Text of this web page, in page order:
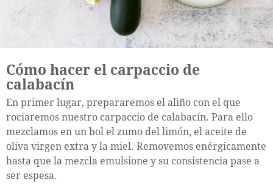
Cómo hacer el carpaccio de
calabacín
En primer lugar, prepararemos el aliño con el que
rociaremos nuestro carpaccio de calabacín. Para ello
mezclamos en un bol el zumo del limón, el aceite de
oliva virgen extra y la miel. Removemos enérgicamente
hasta que la mezcla emulsione y su consistencia pase a
ser espesa.